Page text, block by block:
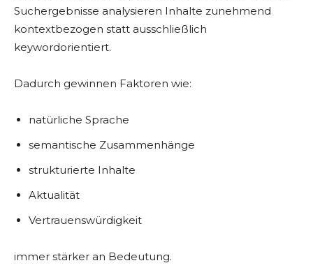
Suchergebnisse analysieren Inhalte zunehmend
kontextbezogen statt ausschließlich
keywordorientiert.
Dadurch gewinnen Faktoren wie:
natürliche Sprache
semantische Zusammenhänge
strukturierte Inhalte
Aktualität
Vertrauenswürdigkeit
immer stärker an Bedeutung.